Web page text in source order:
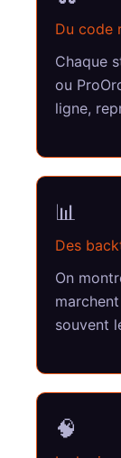
Du code
Chaque
ou
ligne,
📊
Des
On
souvent
🧠